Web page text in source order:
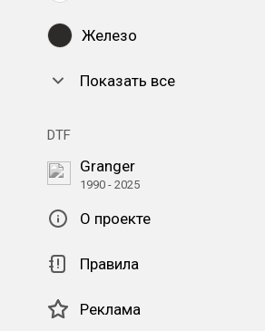
Железо
Показать все
DTF
Granger
1990 - 2025
О проекте
Правила
Реклама